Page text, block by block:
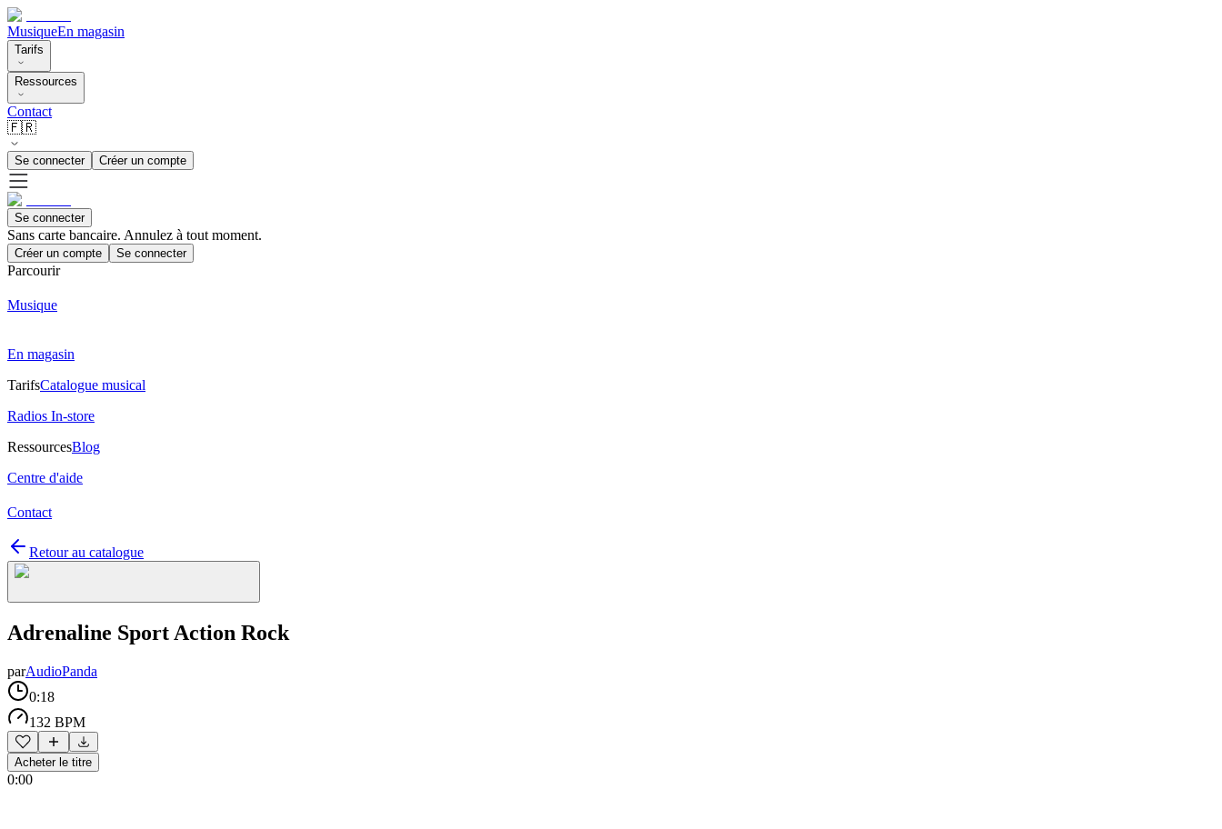
MusiqueEn magasin
Tarifs
Ressources
Contact
🇫🇷
Se connecter Créer un compte
Se connecter
Sans carte bancaire. Annulez à tout moment.
Créer un compte Se connecter
Parcourir
Musique
En magasin
TarifsCatalogue musical
Radios In-store
RessourcesBlog
Centre d'aide
Contact
Retour au catalogue
Adrenaline Sport Action Rock
parAudioPanda
0:18
132 BPM
Acheter le titre
0:00